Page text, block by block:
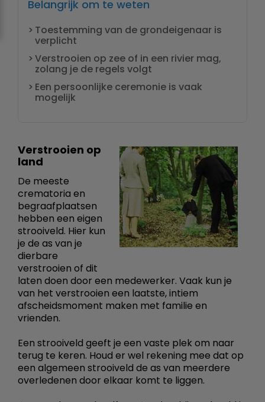
Belangrijk om te weten
Toestemming van de grondeigenaar is
verplicht
Verstrooien op zee of in een rivier mag,
zolang je de regels volgt
Een persoonlijke ceremonie is vaak
mogelijk
Verstrooien op
land
De meeste
crematoria en
begraafplaatsen
hebben een eigen
strooiveld. Hier kun
je de as van je
dierbare
verstrooien of dit
laten doen door een medewerker. Vaak kun je
van het verstrooien een laatste, intiem
afscheidsmoment maken met familie en
vrienden.
Een strooiveld geeft je een vaste plek om naar
terug te keren. Houd er wel rekening mee dat op
een algemeen strooiveld de as van meerdere
overledenen door elkaar komt te liggen.